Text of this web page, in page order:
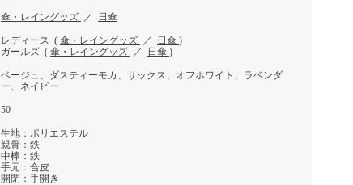
傘・レイングッズ ／ 日傘
レディース ( 傘・レイングッズ ／ 日傘 )
ガールズ ( 傘・レイングッズ ／ 日傘 )
ベージュ、ダスティーモカ、サックス、オフホワイト、ラベンダ
ー、ネイビー
50
生地：ポリエステル
親骨：鉄
中棒：鉄
手元：合皮
開閉：手開き